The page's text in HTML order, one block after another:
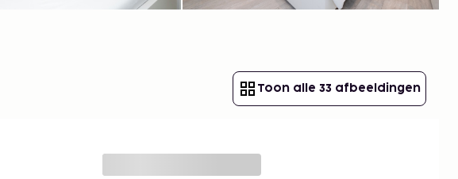
Toon alle 33 afbeeldingen